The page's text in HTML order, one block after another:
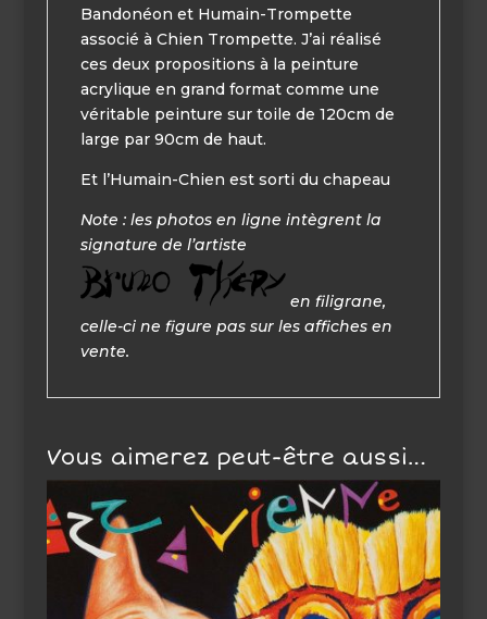
Bandonéon et Humain-Trompette
associé à Chien Trompette. J’ai réalisé
ces deux propositions à la peinture
acrylique en grand format comme une
véritable peinture sur toile de 120cm de
large par 90cm de haut.
Et l’Humain-Chien est sorti du chapeau
Note : les photos en ligne intègrent la
signature de l’artiste
en filigrane,
celle-ci ne figure pas sur les affiches en
vente.
Vous aimerez peut-être aussi…